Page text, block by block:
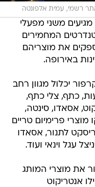
רשמי, עמית אלפונטה
משני מפעלי
המחמירים
את מוצריהם
באירופה.
יכלול מגוון רחב
כתף, צלי כתף,
אסאדו, סינטה,
מוצרי פרימיום טריים
לתנור, אסאדו
עגל וינאי ועוד.
את מוצרי המותג
אנטריקוט